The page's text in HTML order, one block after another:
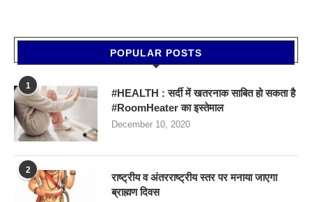
POPULAR POSTS
1
#HEALTH : सर्दी में खतरनाक साबित हो सकता है
#RoomHeater का इस्तेमाल
December 10, 2020
2
राष्ट्रीय व अंतरराष्ट्रीय स्तर पर मनाया जाएगा
ब्राह्मण दिवस